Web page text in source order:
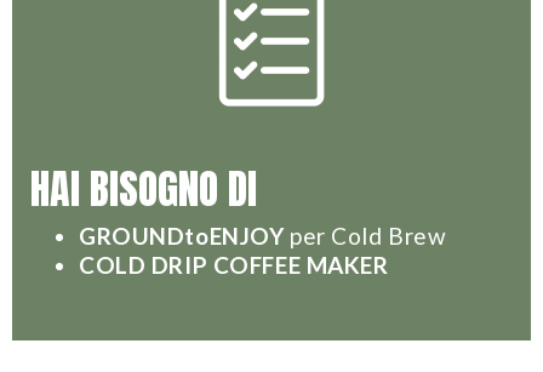
HAI BISOGNO DI
GROUNDtoENJOY per Cold Brew
COLD DRIP COFFEE MAKER